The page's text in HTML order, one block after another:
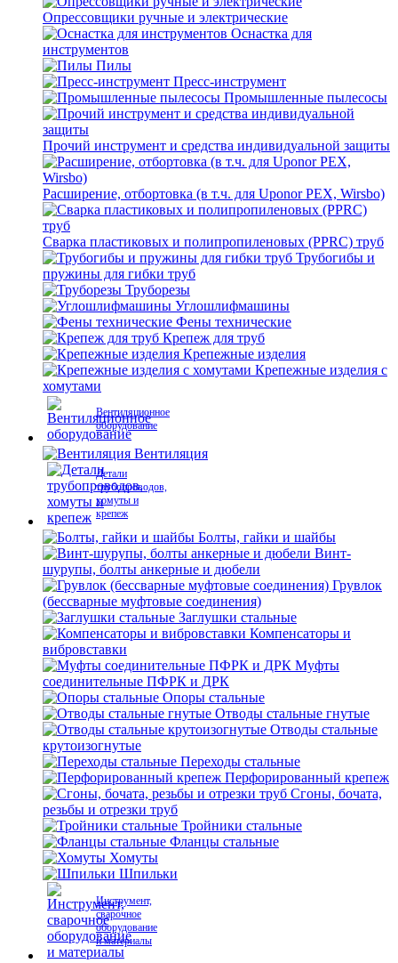
Опрессовщики ручные и электрические
Оснастка для
инструментов
Пилы
Пресс-инструмент
Промышленные пылесосы
Прочий инструмент и средства индивидуальной защиты
Расширение, отбортовка (в т.ч. для Uponor PEX, Wirsbo)
Сварка пластиковых и полипропиленовых (PPRC) труб
Трубогибы и
пружины для гибки труб
Труборезы
Углошлифмашины
Фены технические
Крепеж для труб
Крепежные изделия
Крепежные изделия с
хомутами
Вентиляционное
оборудование
Вентиляция
Детали
трубопроводов,
хомуты и
крепеж
Болты, гайки и шайбы
Винт-
шурупы, болты анкерные и дюбели
Грувлок
(бессварные муфтовые соединения)
Заглушки стальные
Компенсаторы и
вибровставки
Муфты
соединительные ПФРК и ДРК
Опоры стальные
Отводы стальные гнутые
Отводы стальные
крутоизогнутые
Переходы стальные
Перфорированный крепеж
Сгоны, бочата,
резьбы и отрезки труб
Тройники стальные
Фланцы стальные
Хомуты
Шпильки
Инструмент,
сварочное
оборудование
и материалы